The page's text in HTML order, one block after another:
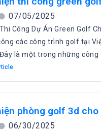
07/05/2025
Công Dự Án Green Golf
các công trình golf tại
là một trong những công
phòng golf 3d
06/30/2025